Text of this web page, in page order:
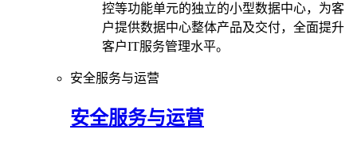
控等功能单元的独立的小型数据中心，为客
户提供数据中心整体产品及交付，全面提升
客户IT服务管理水平。
安全服务与运营
安全服务与运营